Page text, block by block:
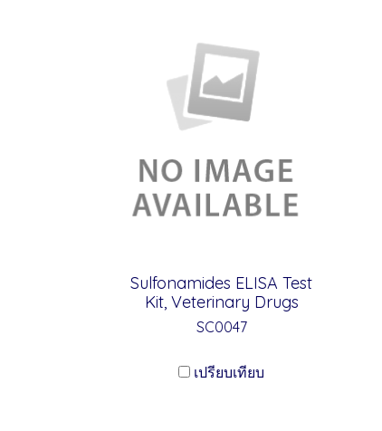
Sulfonamides ELISA Test
Kit, Veterinary Drugs
SC0047
เปรียบเทียบ